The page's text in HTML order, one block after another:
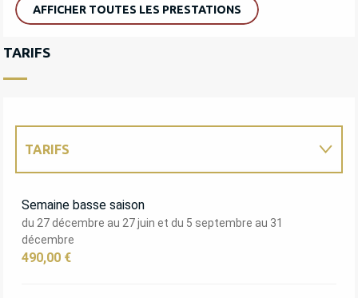
AFFICHER TOUTES LES PRESTATIONS
TARIFS
TARIFS
Semaine basse saison
du 27 décembre au 27 juin et du 5 septembre au 31
décembre
490,00 €